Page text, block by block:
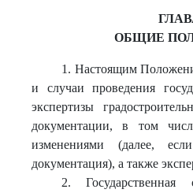
ОБЩИЕ
1. Настоящим
и случаи проведения
экспертизы
документации, в том
изменениями (далее,
документация), а также
2. Государственная